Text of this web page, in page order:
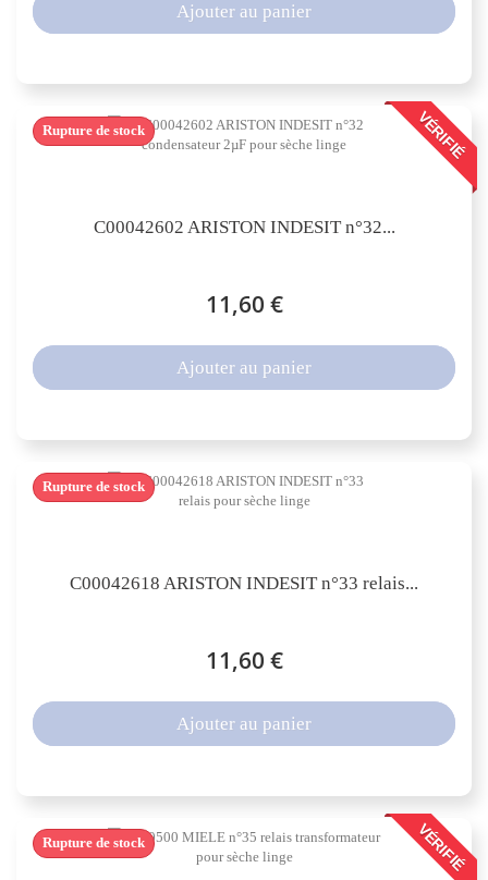
Ajouter au panier
VÉRIFIÉ
C00042602 ARISTON INDESIT n°32...
11,60 €
Rupture de stock
Ajouter au panier
C00042618 ARISTON INDESIT n°33 relais...
11,60 €
Rupture de stock
Ajouter au panier
VÉRIFIÉ
Rupture de stock